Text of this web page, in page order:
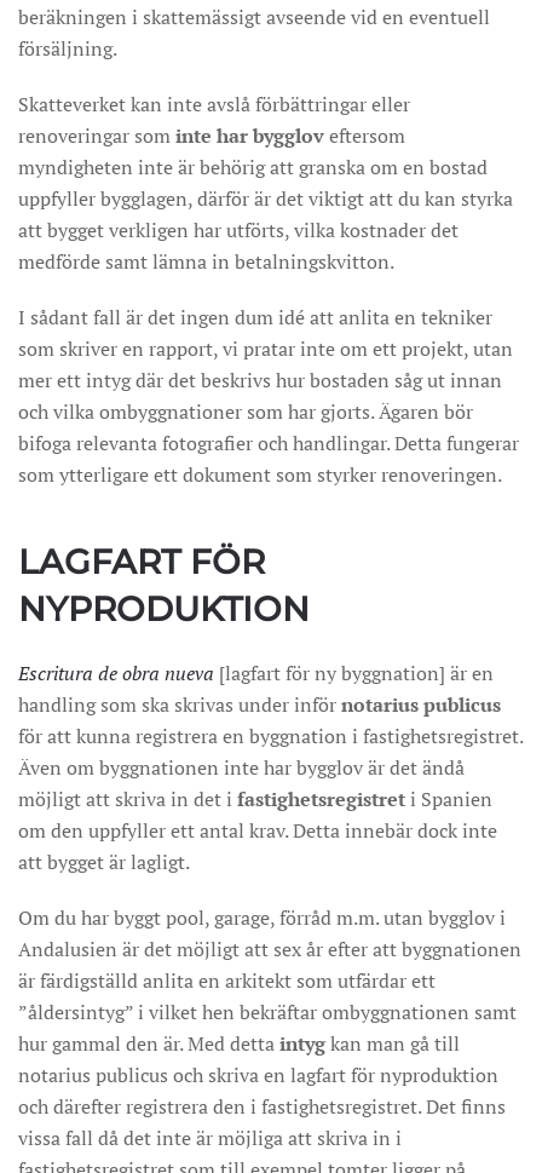
beräkningen i skattemässigt avseende vid en eventuell
försäljning.
Skatteverket kan inte avslå förbättringar eller
renoveringar sominte har byggloveftersom
myndigheten inte är behörig att granska om en bostad
uppfyller bygglagen, därför är det viktigt att du kan styrka
att bygget verkligen har utförts, vilka kostnader det
medförde samt lämna in betalningskvitton.
I sådant fall är det ingen dum idé att anlita en tekniker
som skriver en rapport, vi pratar inte om ett projekt, utan
mer ett intyg där det beskrivs hur bostaden såg ut innan
och vilka ombyggnationer som har gjorts. Ägaren bör
bifoga relevanta fotografier och handlingar. Detta fungerar
som ytterligare ett dokument som styrker renoveringen.
LAGFART FÖR
NYPRODUKTION
Escritura de obra nueva [lagfart för ny byggnation] är en
handling som ska skrivas under införnotarius publicus
för att kunna registrera en byggnation i fastighetsregistret.
Även om byggnationen inte har bygglov är det ändå
möjligt att skriva in det i fastighetsregistreti Spanien
om den uppfyller ett antal krav. Detta innebär dock inte
att bygget är lagligt.
Om du har byggt pool, garage, förråd m.m. utan bygglov i
Andalusien är det möjligt att sex år efter att byggnationen
är färdigställd anlita en arkitekt som utfärdar ett
”åldersintyg” i vilket hen bekräftar ombyggnationen samt
hur gammal den är. Med dettaintygkan man gå till
notarius publicus och skriva en lagfart för nyproduktion
och därefter registrera den i fastighetsregistret. Det finns
vissa fall då det inte är möjliga att skriva in i